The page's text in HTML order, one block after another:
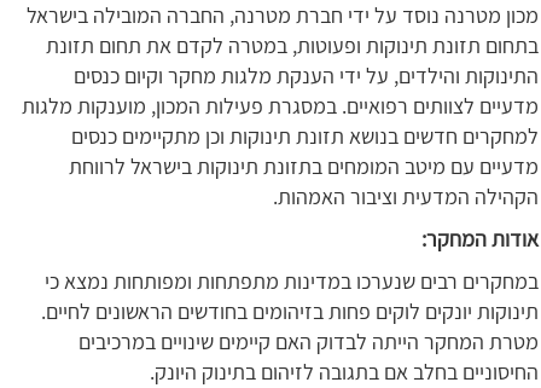
מכון מטרנה נוסד על ידי חברת מטרנה, החברה המובילה בישראל
בתחום תזונת תינוקות ופעוטות, במטרה לקדם את תחום תזונת
התינוקות והילדים, על ידי הענקת מלגות מחקר וקיום כנסים
מדעיים לצוותים רפואיים. במסגרת פעילות המכון, מוענקות מלגות
למחקרים חדשים בנושא תזונת תינוקות וכן מתקיימים כנסים
מדעיים עם מיטב המומחים בתזונת תינוקות בישראל לרווחת
הקהילה המדעית וציבור האמהות.
אודות המחקר:
במחקרים רבים שנערכו במדינות מתפתחות ומפותחות נמצא כי
תינוקות יונקים לוקים פחות בזיהומים בחודשים הראשונים לחיים.
מטרת המחקר הייתה לבדוק האם קיימים שינויים במרכיבים
החיסוניים בחלב אם בתגובה לזיהום בתינוק היונק.